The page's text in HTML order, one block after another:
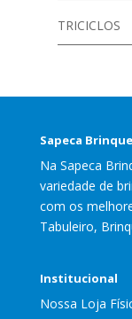
TRICICLOS
Sapeca
Na Sapeca
variedade de
com os
Tabuleiro,
Institucional
Nossa Loja